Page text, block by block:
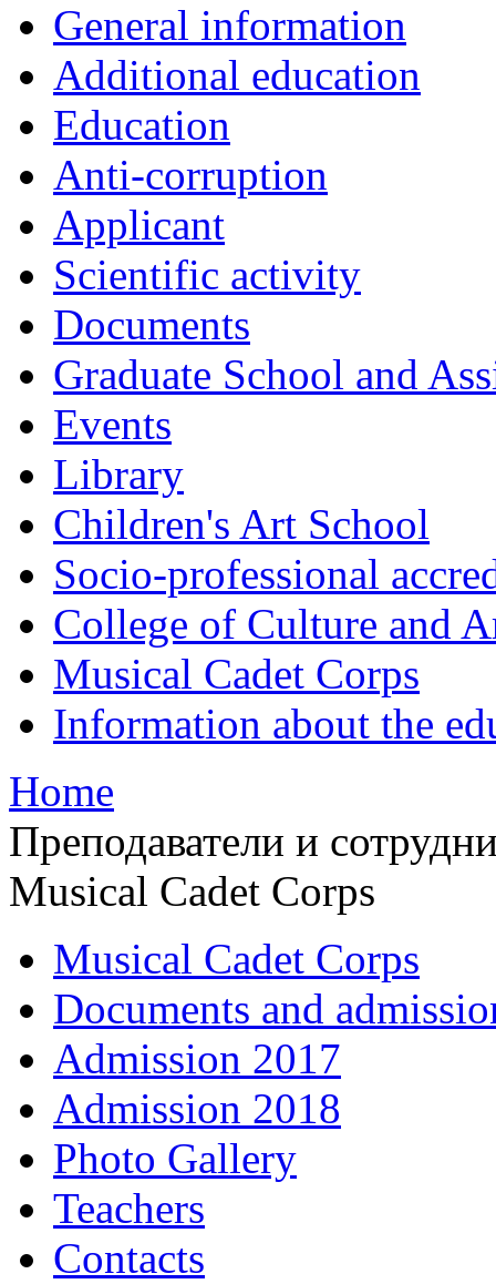
General information
Additional education
Education
Anti-corruption
Applicant
Scientific activity
Documents
Graduate School and
Events
Library
Children's Art School
Socio-professional
College of Culture and
Musical Cadet Corps
Information about the
Home
Преподаватели и
Musical Cadet Corps
Musical Cadet Corps
Documents and
Admission 2017
Admission 2018
Photo Gallery
Teachers
Contacts